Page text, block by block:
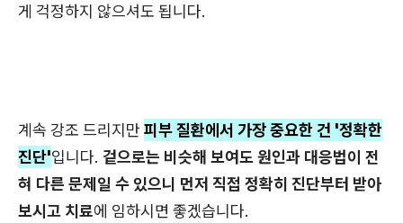
게 걱정하지 않으셔도 됩니다.
계속 강조 드리지만 피부 질환에서 가장 중요한 건 '정확한
진단'입니다. 겉으로는 비슷해 보여도 원인과 대응법이 전
혀 다른 문제일 수 있으니 먼저 직접 정확히 진단부터 받아
보시고 치료에 임하시면 좋겠습니다.